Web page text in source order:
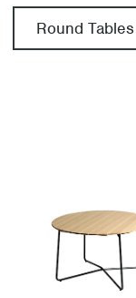
Round Tables